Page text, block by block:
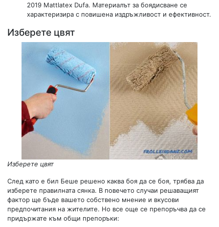
2019 Mattlatex Dufa. Материалът за боядисване се
характеризира с повишена издръжливост и ефективност.
Изберете цвят
Изберете цвят
След като е бил Беше решено каква боя да се боя, трябва да
изберете правилната сянка. В повечето случаи решаващият
фактор ще бъде вашето собствено мнение и вкусови
предпочитания на жителите. Но все още се препоръчва да се
придържате към общи препоръки: